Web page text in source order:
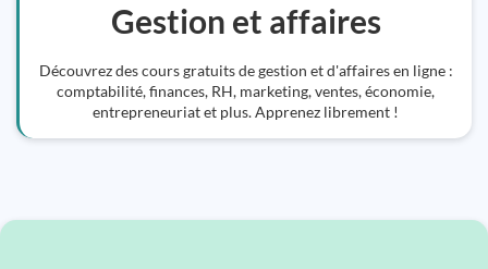
Gestion et affaires
Découvrez des cours gratuits de gestion et d'affaires en ligne :
comptabilité, finances, RH, marketing, ventes, économie,
entrepreneuriat et plus. Apprenez librement !